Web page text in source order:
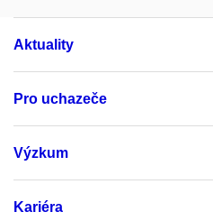
Aktuality
Pro uchazeče
Výzkum
Kariéra